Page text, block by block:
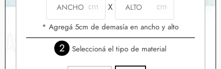
X
* Agregá 5cm de demasía en ancho y alto
2 Seleccioná el tipo de material